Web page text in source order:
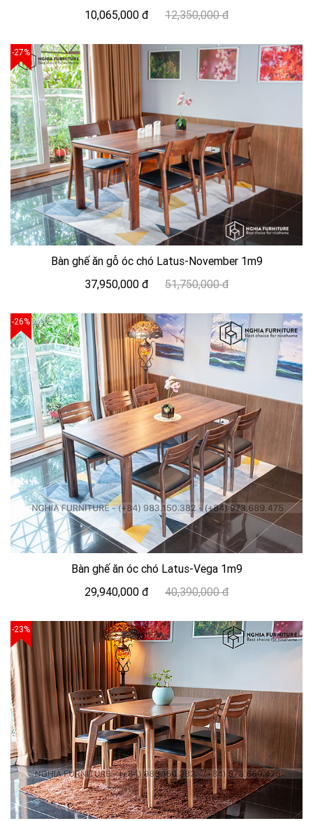
10,065,000 đ
12,350,000 đ
-27%
Bàn ghế ăn gỗ óc chó Latus-November 1m9
37,950,000 đ
51,750,000 đ
-26%
Bàn ghế ăn óc chó Latus-Vega 1m9
29,940,000 đ
40,390,000 đ
-23%